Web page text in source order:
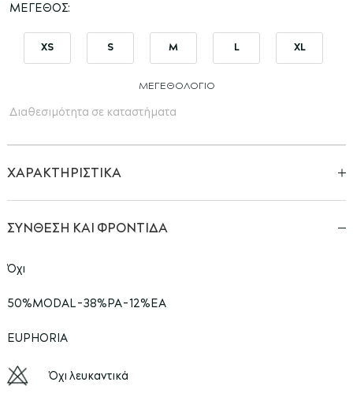
ΜΈΓΕΘΟΣ
XS S M L XL
ΜΕΓΕΘΟΛΌΓΙΟ
Διαθεσιμότητα σε καταστήματα
ΧΑΡΑΚΤΗΡΙΣΤΙΚΑ
ΣΥΝΘΕΣΗ ΚΑΙ ΦΡΟΝΤΙΔΑ
Όχι
50%MODAL-38%PA-12%EA
EUPHORIA
Όχι λευκαντικά